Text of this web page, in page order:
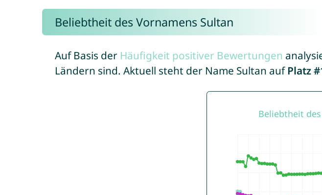
Beliebtheit des Vornamens Sultan
Auf Basis der Häufigkeit positiver Bewertungen
Ländern sind. Aktuell steht der Name Sultan auf Platz